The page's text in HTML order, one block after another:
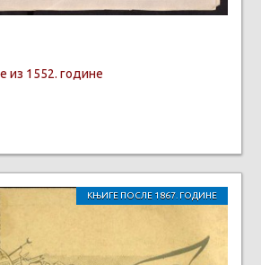
из 1552. године
КЊИГЕ ПОСЛЕ 1867. ГОДИНЕ